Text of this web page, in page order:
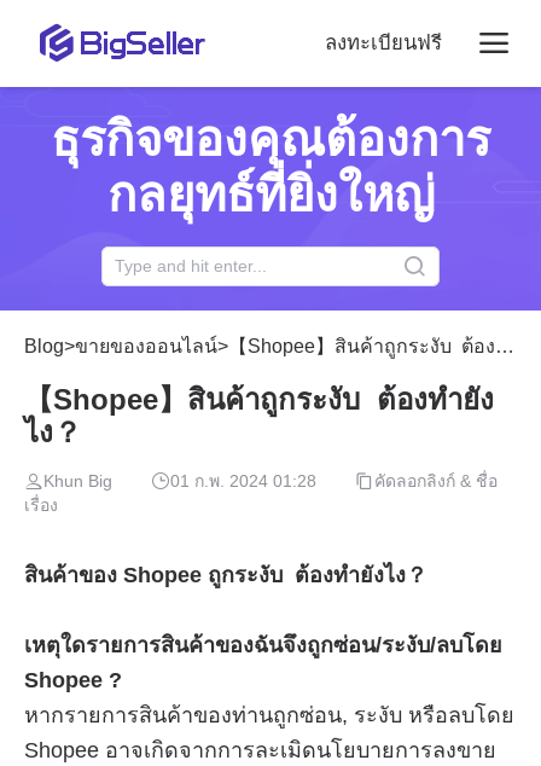
ลงทะเบียนฟรี
ธุรกิจของคุณต้องการ
กลยุทธ์ที่ยิ่งใหญ่
Blog>ขายของออนไลน์> 【Shopee】สินค้าถูกระงับ ต้องทำยังไง？
【Shopee】สินค้าถูกระงับ ต้องทำยัง
ไง？
Khun Big 01 ก.พ. 2024 01:28
คัดลอกลิงก์ & ชื่อ
เรื่อง